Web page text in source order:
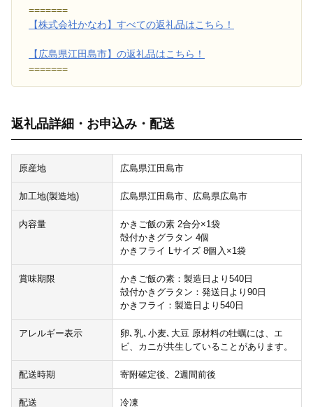
=======
【株式会社かなわ】すべての返礼品はこちら！
【広島県江田島市】の返礼品はこちら！
=======
返礼品詳細・お申込み・配送
原産地 広島県江田島市
加工地(製造地) 広島県江田島市、広島県広島市
内容量
かきご飯の素 2合分×1袋
殻付かきグラタン 4個
かきフライ Lサイズ 8個入×1袋
賞味期限
かきご飯の素：製造日より540日
殻付かきグラタン：発送日より90日
かきフライ：製造日より540日
アレルギー表示
卵､乳､小麦､大豆 原材料の牡蠣には、エ
ビ、カニが共生していることがあります。
配送時期 寄附確定後、2週間前後
配送 冷凍